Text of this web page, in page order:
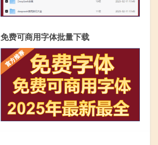
免费可商用字体批量下载